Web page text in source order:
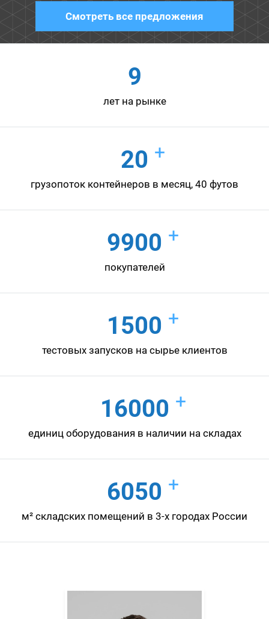
Смотреть все предложения
9
лет на рынке
20 +
грузопоток контейнеров в месяц, 40 футов
9900 +
покупателей
1500 +
тестовых запусков на сырье клиентов
16000 +
единиц оборудования в наличии на складах
6050 +
м² складских помещений в 3-х городах России